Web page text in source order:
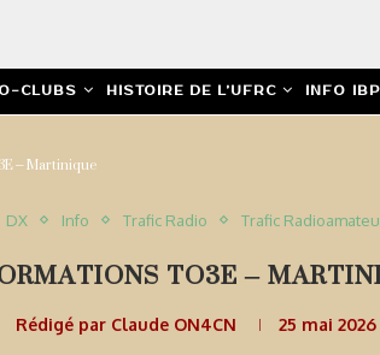
CLUBS HISTOIRE DE L’UFRC INFO
– Martinique
DX Info Trafic Radio Trafic
TO3E –
Rédigé par Claude ON4CN 25 mai 2026